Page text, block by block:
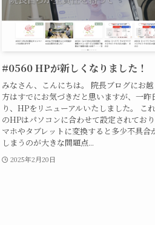
#0560 HPが新しくなりました！
みなさん、こんにちは。 院長ブログにお
方はすでにお気づきだと思いますが、一昨
り、HPをリニューアルいたしました。 こ
のHPはパソコンに合わせて設定されてお
マホやタブレットに変換すると多少不具合
しまうのが大きな問題点...
2025年2月20日